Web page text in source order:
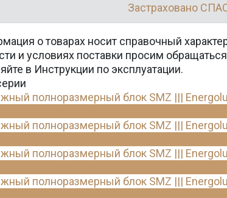
Застраховано
о товарах носит справочный
и условиях поставки просим
в Инструкции по эксплуатации.
полноразмерный блок SMZ |||
полноразмерный блок SMZ |||
полноразмерный блок SMZ |||
полноразмерный блок SMZ |||